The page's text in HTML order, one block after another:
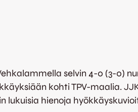
selvin 4-0 (3-0)
kohti TPV-maalia.
lukuisia hienoja